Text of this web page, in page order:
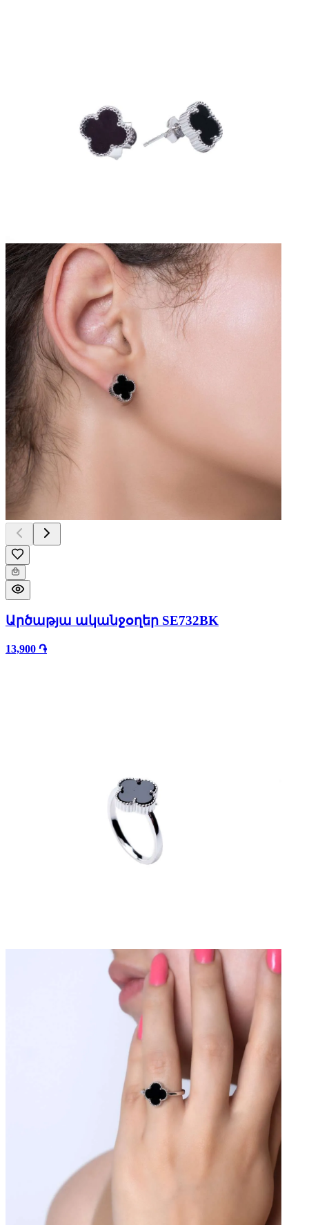
Արծաթյա ականջօղեր SE732BK
13,900 ֏